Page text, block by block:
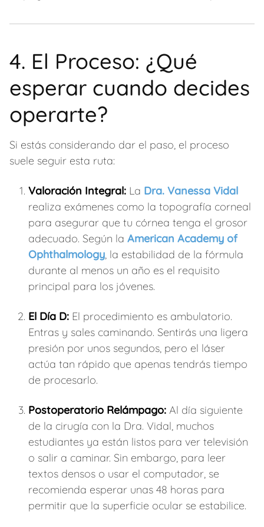
4. El Proceso: ¿Qué
esperar cuando decides
operarte?
Si estás considerando dar el paso, el proceso
suele seguir esta ruta:
Valoración Integral: La Dra. Vanessa Vidal
realiza exámenes como la topografía corneal
para asegurar que tu córnea tenga el grosor
adecuado. Según la American Academy of
Ophthalmology, la estabilidad de la fórmula
durante al menos un año es el requisito
principal para los jóvenes.
El Día D: El procedimiento es ambulatorio.
Entras y sales caminando. Sentirás una ligera
presión por unos segundos, pero el láser
actúa tan rápido que apenas tendrás tiempo
de procesarlo.
Postoperatorio Relámpago: Al día siguiente
de la cirugía con la Dra. Vidal, muchos
estudiantes ya están listos para ver televisión
o salir a caminar. Sin embargo, para leer
textos densos o usar el computador, se
recomienda esperar unas 48 horas para
permitir que la superficie ocular se estabilice.